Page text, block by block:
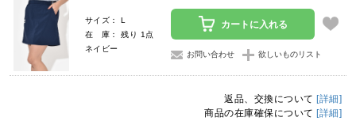
サイズ： L
在 庫： 残り 1点
ネイビー
カートに入れる
お問い合わせ 欲しいものリスト
返品、交換について [詳細]
商品の在庫確保について [詳細]